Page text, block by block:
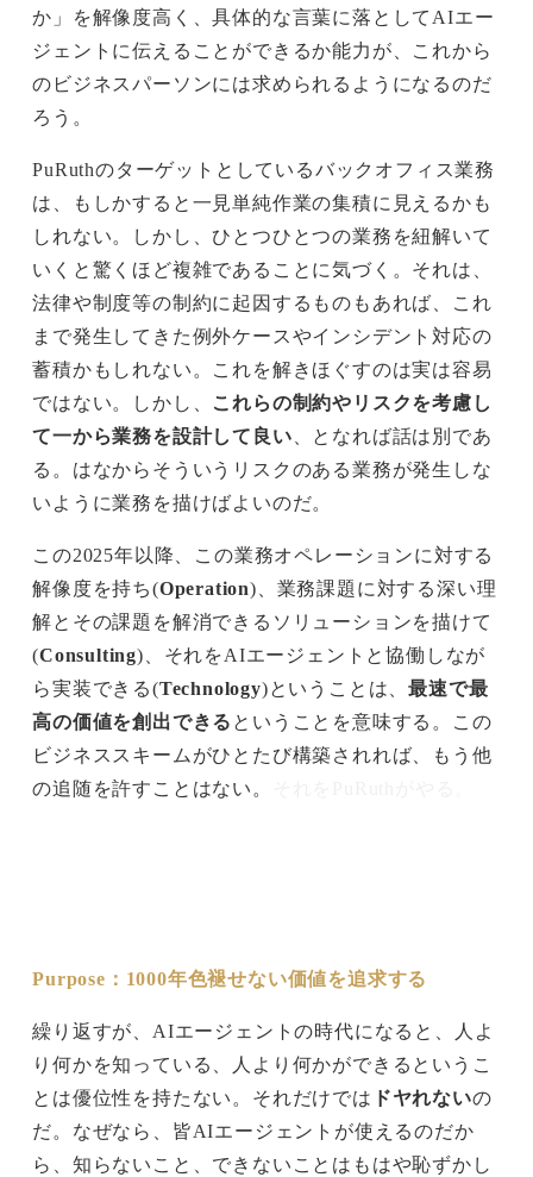
か」を解像度高く、具体的な言葉に落としてAIエー
ジェントに伝えることができるか能力が、これから
のビジネスパーソンには求められるようになるのだ
ろう。
PuRuthのターゲットとしているバックオフィス業務
は、もしかすると一見単純作業の集積に見えるかも
しれない。しかし、ひとつひとつの業務を紐解いて
いくと驚くほど複雑であることに気づく。それは、
法律や制度等の制約に起因するものもあれば、これ
まで発生してきた例外ケースやインシデント対応の
蓄積かもしれない。これを解きほぐすのは実は容易
ではない。しかし、 これらの制約やリスクを考慮し
て一から業務を設計して良い、となれば話は別であ
る。はなからそういうリスクのある業務が発生しな
いように業務を描けばよいのだ。
この2025年以降、この業務オペレーションに対する
解像度を持ち(Operation)、業務課題に対する深い理
解とその課題を解消できるソリューションを描けて
(Consulting)、それをAIエージェントと協働しなが
ら実装できる(Technology)ということは、最速で最
高の価値を創出できる ということを意味する。この
ビジネススキームがひとたび構築されれば、もう他
の追随を許すことはない。
Purpose：1000年色褪せない価値を追求する
繰り返すが、AIエージェントの時代になると、人よ
り何かを知っている、人より何かができるというこ
とは優位性を持たない。それだけでは ドヤれないの
だ。なぜなら、皆AIエージェントが使えるのだか
ら、知らないこと、できないことはもはや恥ずかし